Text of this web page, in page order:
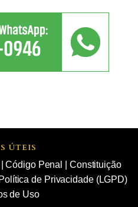
ÚTEIS
Código Penal
Constituição
Política de Privacidade (LGPD)
de Uso